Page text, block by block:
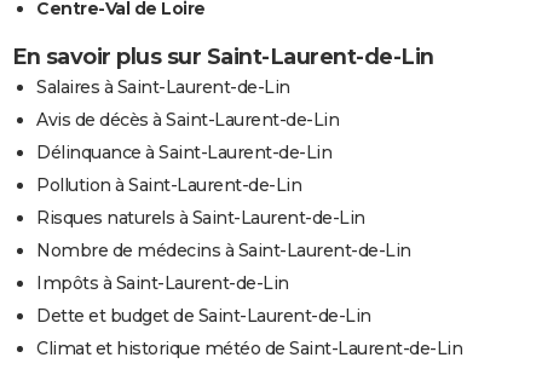
Centre-Val de Loire
En savoir plus sur Saint-Laurent-de-Lin
Salaires à Saint-Laurent-de-Lin
Avis de décès à Saint-Laurent-de-Lin
Délinquance à Saint-Laurent-de-Lin
Pollution à Saint-Laurent-de-Lin
Risques naturels à Saint-Laurent-de-Lin
Nombre de médecins à Saint-Laurent-de-Lin
Impôts à Saint-Laurent-de-Lin
Dette et budget de Saint-Laurent-de-Lin
Climat et historique météo de Saint-Laurent-de-Lin